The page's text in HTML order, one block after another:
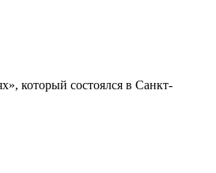
который состоялся в Санкт-